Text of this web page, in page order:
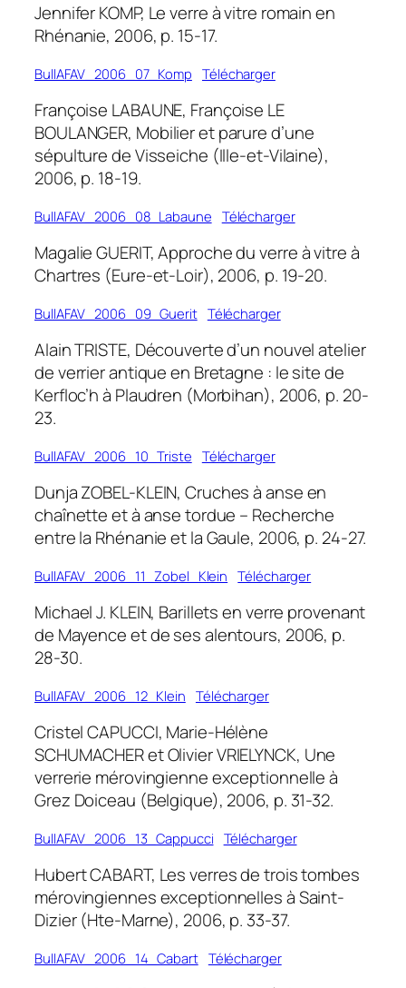
Jennifer KOMP, Le verre à vitre romain en
Rhénanie, 2006, p. 15-17.
BullAFAV_2006_07_Komp Télécharger
Françoise LABAUNE, Françoise LE
BOULANGER, Mobilier et parure d’une
sépulture de Visseiche (Ille-et-Vilaine),
2006, p. 18-19.
BullAFAV_2006_08_Labaune Télécharger
Magalie GUERIT, Approche du verre à vitre à
Chartres (Eure-et-Loir), 2006, p. 19-20.
BullAFAV_2006_09_Guerit Télécharger
Alain TRISTE, Découverte d’un nouvel atelier
de verrier antique en Bretagne : le site de
Kerfloc’h à Plaudren (Morbihan), 2006, p. 20-
23.
BullAFAV_2006_10_Triste Télécharger
Dunja ZOBEL-KLEIN, Cruches à anse en
chaînette et à anse tordue – Recherche
entre la Rhénanie et la Gaule, 2006, p. 24-27.
BullAFAV_2006_11_Zobel_Klein Télécharger
Michael J. KLEIN, Barillets en verre provenant
de Mayence et de ses alentours, 2006, p.
28-30.
BullAFAV_2006_12_Klein Télécharger
Cristel CAPUCCI, Marie-Hélène
SCHUMACHER et Olivier VRIELYNCK, Une
verrerie mérovingienne exceptionnelle à
Grez Doiceau (Belgique), 2006, p. 31-32.
BullAFAV_2006_13_Cappucci Télécharger
Hubert CABART, Les verres de trois tombes
mérovingiennes exceptionnelles à Saint-
Dizier (Hte-Marne), 2006, p. 33-37.
BullAFAV_2006_14_Cabart Télécharger